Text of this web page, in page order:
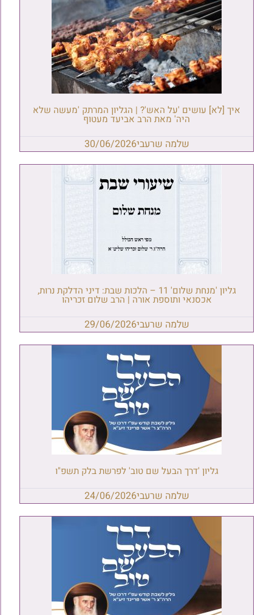
איך [לא] עושים 'על האש'? | הגליון המרתק 'מעשה שלא
היה' מאת הרב אביעד מעטוף
שלמה שרעבי30/06/2026
גליון 'מנחת שלום' 11 – הלכות שבת: דיני הדלקת נרות,
אכסנאי ותוספת אורה | הרב שלום זכריהו
שלמה שרעבי29/06/2026
גליון 'דרך הבעל שם טוב' לפרשת בלק תשפ"ו
שלמה שרעבי24/06/2026